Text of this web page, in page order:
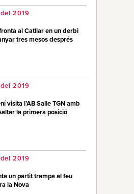
2019
al Catllar en un derbi
tres mesos després
2019
visita l’AB Salle TGN amb
la primera posició
2019
un partit trampa al feu
la Nova